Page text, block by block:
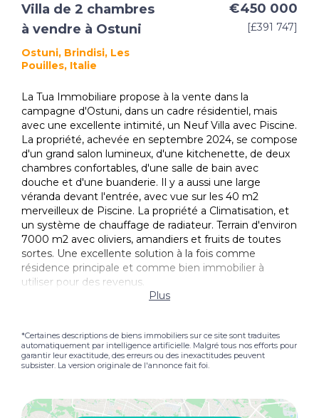
Villa de 2 chambres
à vendre à Ostuni
Ostuni, Brindisi, Les
Pouilles, Italie
€450 000
[£391 747]
La Tua Immobiliare propose à la vente dans la
campagne d'Ostuni, dans un cadre résidentiel, mais
avec une excellente intimité, un Neuf Villa avec Piscine.
La propriété, achevée en septembre 2024, se compose
d'un grand salon lumineux, d'une kitchenette, de deux
chambres confortables, d'une salle de bain avec
douche et d'une buanderie. Il y a aussi une large
véranda devant l'entrée, avec vue sur les 40 m2
merveilleux de Piscine. La propriété a Climatisation, et
un système de chauffage de radiateur. Terrain d'environ
7000 m2 avec oliviers, amandiers et fruits de toutes
sortes. Une excellente solution à la fois comme
résidence principale et comme bien immobilier à
utiliser pour des revenus.
Plus
*Certaines descriptions de biens immobiliers sur ce site sont traduites
automatiquement par intelligence artificielle. Malgré tous nos efforts pour
garantir leur exactitude, des erreurs ou des inexactitudes peuvent
subsister. La version originale de l'annonce fait foi.